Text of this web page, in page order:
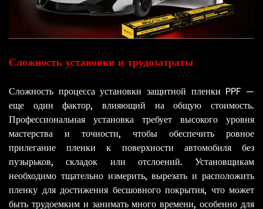
Сложность установки и трудозатраты
Сложность процесса установки защитной пленки PPF —
еще один фактор, влияющий на общую стоимость.
Профессиональная установка требует высокого уровня
мастерства и точности, чтобы обеспечить ровное
прилегание пленки к поверхности автомобиля без
пузырьков, складок или отслоений. Установщикам
необходимо тщательно измерить, вырезать и расположить
пленку для достижения бесшовного покрытия, что может
быть трудоемким и занимать много времени, особенно для